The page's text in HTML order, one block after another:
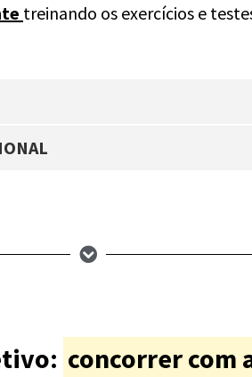
treinando os exercícios e
concorrer com